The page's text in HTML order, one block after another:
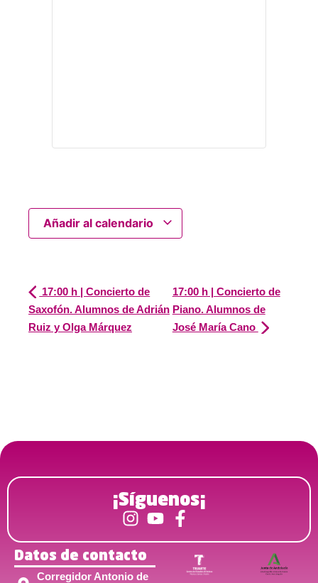
Añadir al calendario
17:00 h | Concierto de
Saxofón. Alumnos de Adrián
Ruiz y Olga Márquez
17:00 h | Concierto de
Piano. Alumnos de
José María Cano
¡Síguenos¡
Datos de contacto
Corregidor Antonio de